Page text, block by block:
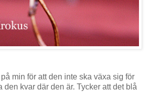
min för att den inte ska växa sig för
den kvar där den är. Tycker att det blå